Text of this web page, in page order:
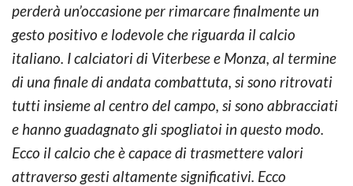
perderà un’occasione per rimarcare finalmente un
gesto positivo e lodevole che riguarda il calcio
italiano. I calciatori di Viterbese e Monza, al termine
di una finale di andata combattuta, si sono ritrovati
tutti insieme al centro del campo, si sono abbracciati
e hanno guadagnato gli spogliatoi in questo modo.
Ecco il calcio che è capace di trasmettere valori
attraverso gesti altamente significativi. Ecco